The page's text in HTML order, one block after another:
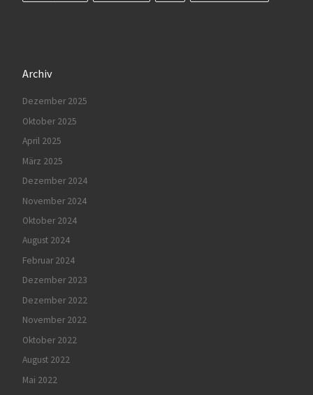
Archiv
Dezember 2025
Oktober 2025
April 2025
März 2025
Dezember 2024
November 2024
Oktober 2024
August 2024
Februar 2024
Dezember 2023
Dezember 2022
November 2022
Oktober 2022
August 2022
Mai 2022